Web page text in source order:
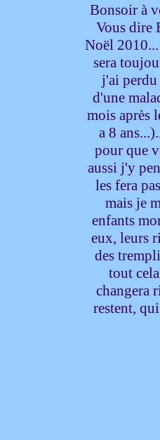
Bonsoir à
Vous dire
Noël
sera
j'ai perdu
d'une
mois après
a 8
pour que
aussi j'y
les fera
mais je
enfants
eux, leurs
des
tout
changera
restent,